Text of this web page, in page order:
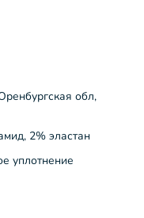
обл,
2% эластан
уплотнение